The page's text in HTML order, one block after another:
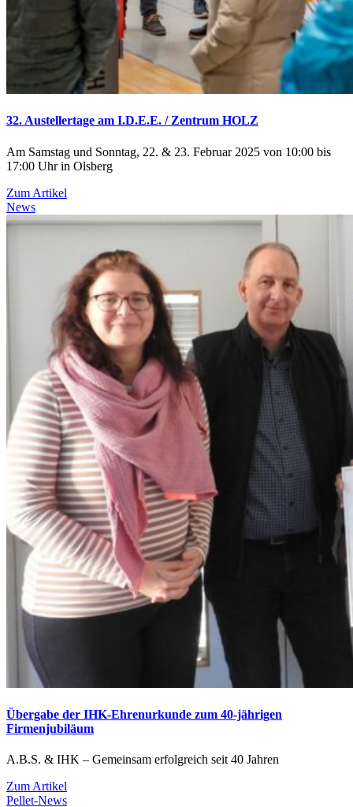
32. Austellertage am I.D.E.E. / Zentrum HOLZ
Am Samstag und Sonntag, 22. & 23. Februar 2025 von 10:00 bis
17:00 Uhr in Olsberg
Zum Artikel
News
Übergabe der IHK-Ehrenurkunde zum 40-jährigen
Firmenjubiläum
A.B.S. & IHK – Gemeinsam erfolgreich seit 40 Jahren
Zum Artikel
Pellet-News